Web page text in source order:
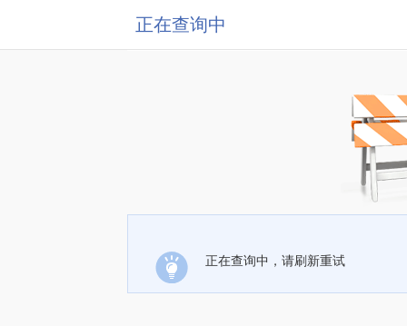
正在查询中
正在查询中，请刷新重试